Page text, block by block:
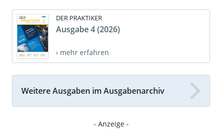
DER PRAKTIKER
Ausgabe 4 (2026)
› mehr erfahren
Weitere Ausgaben im Ausgabenarchiv
- Anzeige -